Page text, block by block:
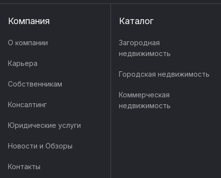
Компания
О компании
Карьера
Собственникам
Консалтинг
Юридические услуги
Новости и Обзоры
Контакты
Каталог
Загородная
недвижимость
Городская недвижимость
Коммерческая
недвижимость